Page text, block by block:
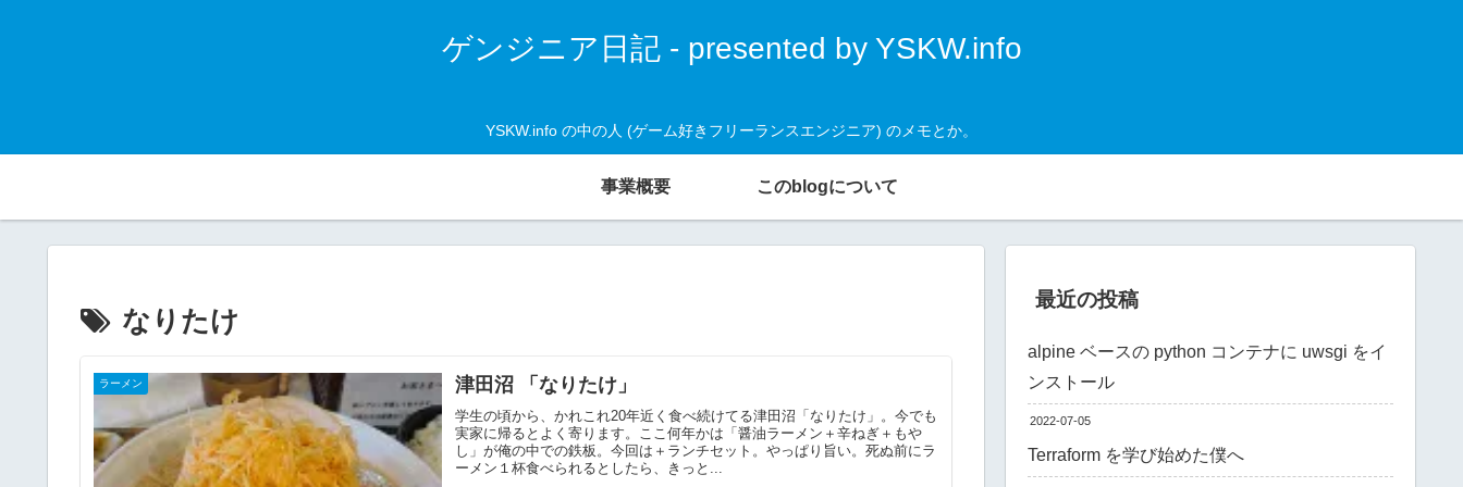
ゲンジニア日記 - presented by YSKW.info
YSKW.info の中の人 (ゲーム好きフリーランスエンジニア) のメモとか。
事業概要 このblogについて
なりたけ
ラーメン 津田沼 「なりたけ」
学生の頃から、かれこれ20年近く食べ続けてる津田沼「なりたけ」。今でも
実家に帰るとよく寄ります。ここ何年かは「醤油ラーメン＋辛ねぎ＋もや
し」が俺の中での鉄板。今回は＋ランチセット。やっぱり旨い。死ぬ前にラ
ーメン１杯食べられるとしたら、きっと...
最近の投稿
alpine ベースの python コンテナに uwsgi をイ
ンストール
2022-07-05
Terraform を学び始めた僕へ